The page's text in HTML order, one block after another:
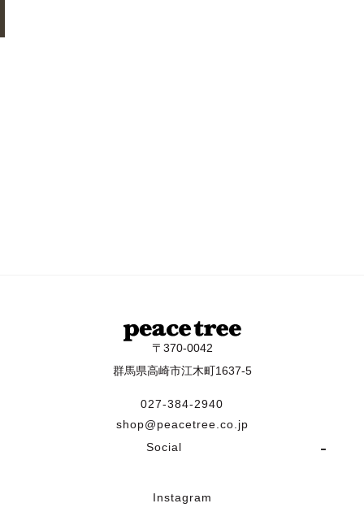
〒370-0042
群馬県高崎市江木町1637-5
027-384-2940
shop@peacetree.co.jp
Social
Instagram